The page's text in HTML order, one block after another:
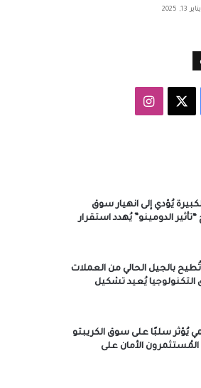
يناير 13, 2025
انستقرام
يُؤدي إلى انهيار سوق
في 2025: شبح “تأثير الدومينو” يُهدد استقرار
بالجيل الحالي من العملات
2025: سباق التكنولوجيا يُعيد تشكيل
يُؤثر سلبًا على سوق الكريبتو
المُستثمرون الأمان على